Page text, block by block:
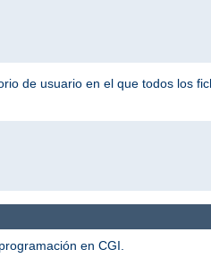
de usuario en el que todos los
en CGI.